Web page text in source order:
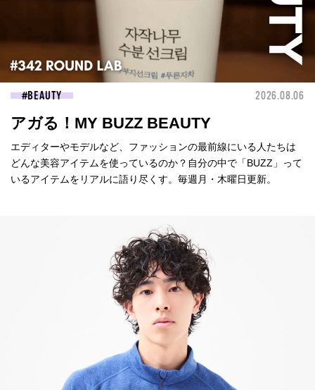
BEAUTY 2026.08.06
アガる！MY BUZZ BEAUTY
エディターやモデルなど、ファッションの最前線にいる人たちは
どんな美容アイテムを使っているのか？自分の中で「BUZZ」って
いるアイテムをリアルに語り尽くす。毎週月・木曜日更新。